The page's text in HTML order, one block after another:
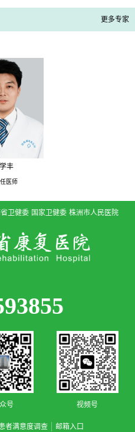
更多专家
丰
医师
卫健委 国家卫健委 株洲市人民医院
号 视频号
者满意度调查 邮箱入口